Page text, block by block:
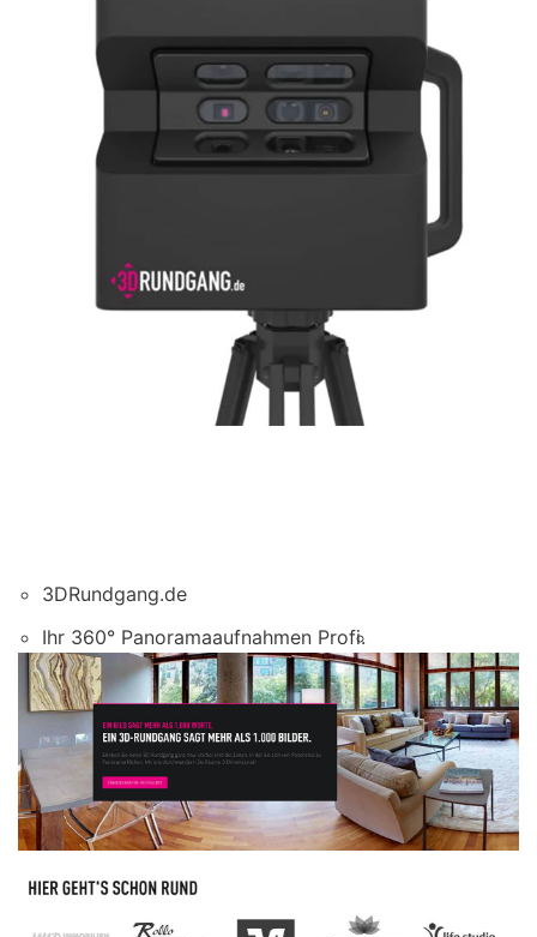
3DRundgang.de
Ihr 360° Panoramaaufnahmen Profi.